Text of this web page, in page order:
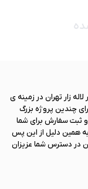
لاله زار تهران در زمینه ی
چندین پروژه بزرگ
خرید و ثبت سفارش برای شما
همین دلیل از این پس
در دسترس شما عزیزان